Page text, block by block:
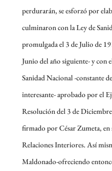
perdurarán, se esforzó por
culminaron con la Ley de
promulgada el 3 de Julio de
Junio del año siguiente- y con
Sanidad Nacional -constante
interesante- aprobado por el
Resolución del 3 de
firmado por César Zumeta,
Relaciones Interiores. Así
Maldonado-ofreciendo